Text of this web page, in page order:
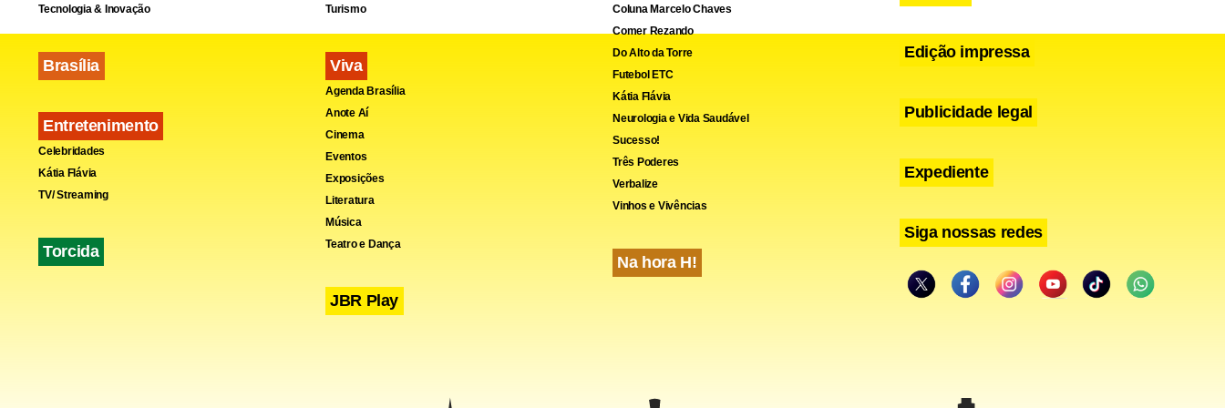
Tecnologia & Inovação
Brasília
Entretenimento
Celebridades
Kátia Flávia
TV/ Streaming
Torcida
Turismo
Viva
Agenda Brasília
Anote Aí
Cinema
Eventos
Exposições
Literatura
Música
Teatro e Dança
JBR Play
Coluna Marcelo Chaves
Comer Rezando
Do Alto da Torre
Futebol ETC
Kátia Flávia
Neurologia e Vida Saudável
Sucesso!
Três Poderes
Verbalize
Vinhos e Vivências
Na hora H!
Edição impressa
Publicidade legal
Expediente
Siga nossas redes